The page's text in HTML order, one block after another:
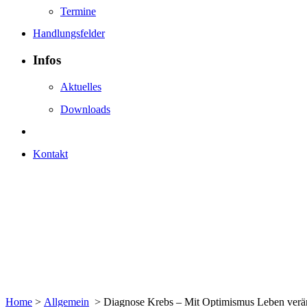
Termine
Handlungsfelder
Infos
Aktuelles
Downloads
Kontakt
Home > Allgemein > Diagnose Krebs – Mit Optimismus Leben